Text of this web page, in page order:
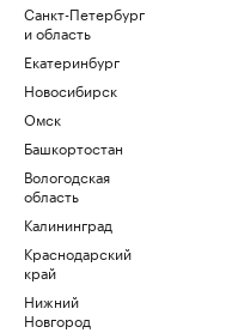
Санкт-Петербург
и область
Екатеринбург
Новосибирск
Омск
Башкортостан
Вологодская
область
Калининград
Краснодарский
край
Нижний
Новгород